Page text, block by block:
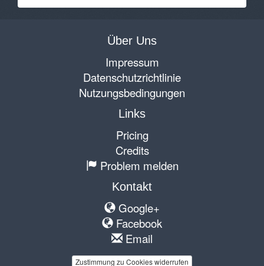
Über Uns
Impressum
Datenschutzrichtlinie
Nutzungsbedingungen
Links
Pricing
Credits
Problem melden
Kontakt
Google+
Facebook
Email
Zustimmung zu Cookies widerrufen